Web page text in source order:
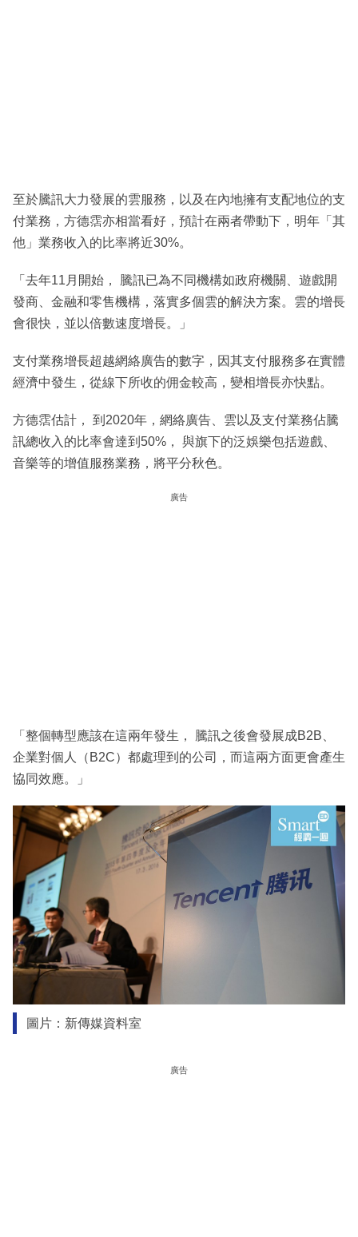
至於騰訊大力發展的雲服務，以及在內地擁有支配地位的支
付業務，方德霑亦相當看好，預計在兩者帶動下，明年「其
他」業務收入的比率將近30%。
「去年11月開始， 騰訊已為不同機構如政府機關、遊戲開
發商、金融和零售機構，落實多個雲的解決方案。雲的增長
會很快，並以倍數速度增長。」
支付業務增長超越網絡廣告的數字，因其支付服務多在實體
經濟中發生，從線下所收的佣金較高，變相增長亦快點。
方德霑估計， 到2020年，網絡廣告、雲以及支付業務佔騰
訊總收入的比率會達到50%， 與旗下的泛娛樂包括遊戲、
音樂等的增值服務業務，將平分秋色。
廣告
「整個轉型應該在這兩年發生， 騰訊之後會發展成B2B、
企業對個人（B2C）都處理到的公司，而這兩方面更會產生
協同效應。」
圖片：新傳媒資料室
廣告